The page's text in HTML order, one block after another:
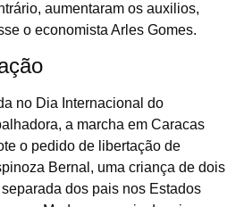
aumentaram os auxilios,
o economista Arles Gomes.
no Dia Internacional do
a marcha em Caracas
o pedido de libertação de
Bernal, uma criança de dois
dos pais nos Estados